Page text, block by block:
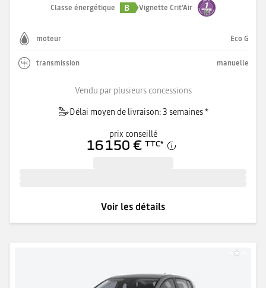
Classe énergétique
B Vignette Crit'Air
moteur Eco G
transmission manuelle
Vendu par plusieurs concessions
Délai moyen de livraison: 3 semaines *
prix conseillé
16 150 € TTC*
Voir les détails